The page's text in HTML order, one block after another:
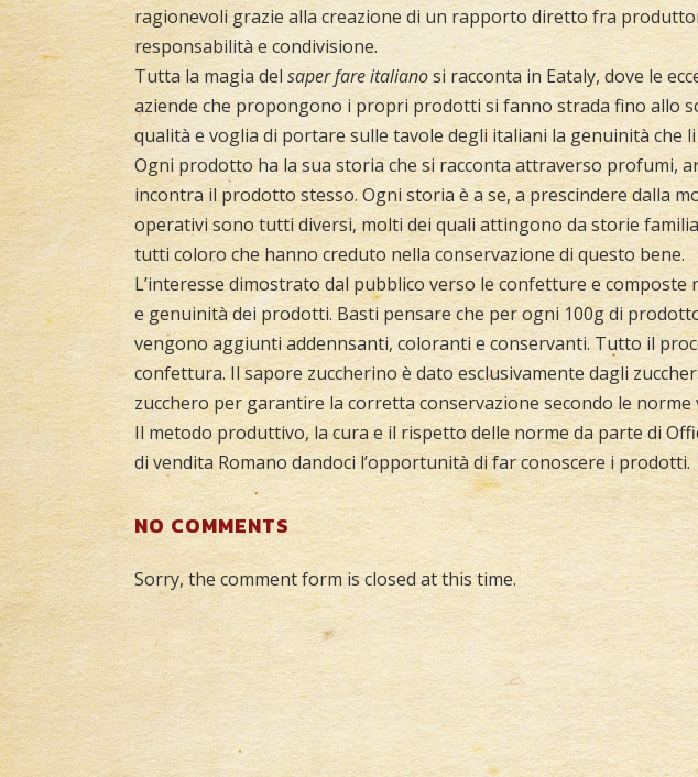
ragionevoli grazie alla creazione di un rapporto diretto fra
responsabilità e condivisione.
Tutta la magia del saper fare italianosi racconta in Eataly, dove le
aziende che propongono i propri prodotti si fanno strada fino allo
qualità e voglia di portare sulle tavole degli italiani la genuinità che
Ogni prodotto ha la sua storia che si racconta attraverso profumi,
incontra il prodotto stesso. Ogni storia è a se, a prescindere dalla
operativi sono tutti diversi, molti dei quali attingono da storie
tutti coloro che hanno creduto nella conservazione di questo bene.
L’interesse dimostrato dal pubblico verso le confetture e
e genuinità dei prodotti. Basti pensare che per ogni 100g di
vengono aggiunti addennsanti, coloranti e conservanti. Tutto il
confettura. Il sapore zuccherino è dato esclusivamente dagli
zucchero per garantire la corretta conservazione secondo le
Il metodo produttivo, la cura e il rispetto delle norme da parte di
di vendita Romano dandoci l’opportunità di far conoscere i prodotti.
NO COMMENTS
Sorry, the comment form is closed at this time.